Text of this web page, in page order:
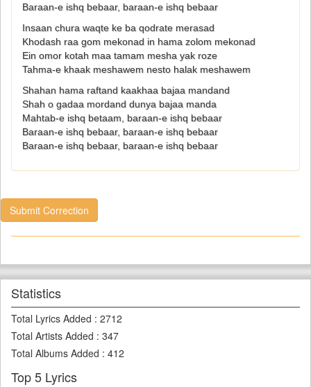
Baraan-e ishq bebaar, baraan-e ishq bebaar
Insaan chura waqte ke ba qodrate merasad
Khodash raa gom mekonad in hama zolom mekonad
Ein omor kotah maa tamam mesha yak roze
Tahma-e khaak meshawem nesto halak meshawem
Shahan hama raftand kaakhaa bajaa mandand
Shah o gadaa mordand dunya bajaa manda
Mahtab-e ishq betaam, baraan-e ishq bebaar
Baraan-e ishq bebaar, baraan-e ishq bebaar
Baraan-e ishq bebaar, baraan-e ishq bebaar
Submit Correction
Statistics
Total Lyrics Added : 2712
Total Artists Added : 347
Total Albums Added : 412
Top 5 Lyrics